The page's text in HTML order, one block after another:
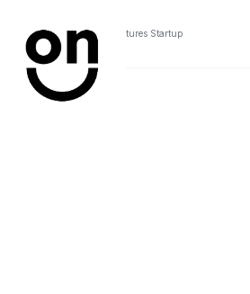
A KOBIL Ventures Startup